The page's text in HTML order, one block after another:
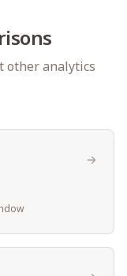
other analytics